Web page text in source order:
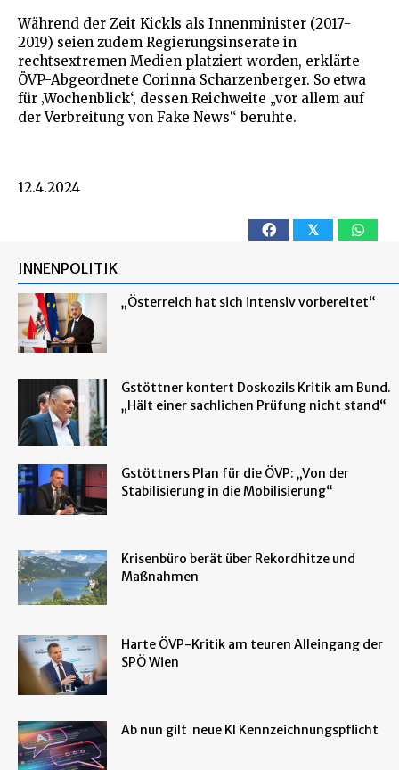
Während der Zeit Kickls als Innenminister (2017-
2019) seien zudem Regierungsinserate in
rechtsextremen Medien platziert worden, erklärte
ÖVP-Abgeordnete Corinna Scharzenberger. So etwa
für ‚Wochenblick‘, dessen Reichweite „vor allem auf
der Verbreitung von Fake News“ beruhte.
12.4.2024
𝕏
INNENPOLITIK
„Österreich hat sich intensiv vorbereitet“
Gstöttner kontert Doskozils Kritik am Bund.
„Hält einer sachlichen Prüfung nicht stand“
Gstöttners Plan für die ÖVP: „Von der
Stabilisierung in die Mobilisierung“
Krisenbüro berät über Rekordhitze und
Maßnahmen
Harte ÖVP-Kritik am teuren Alleingang der
SPÖ Wien
Ab nun gilt neue KI Kennzeichnungspflicht